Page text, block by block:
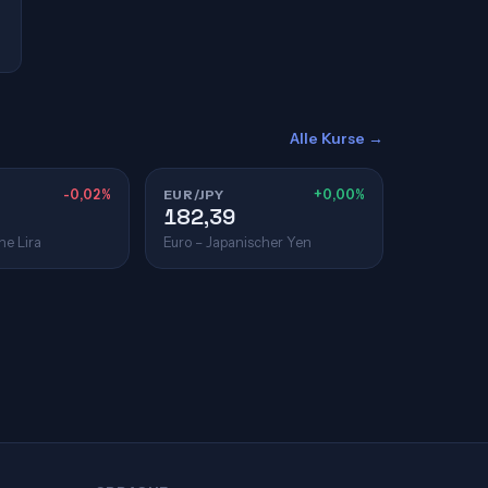
Alle Kurse →
-0,02%
Lira
EUR/JPY +0,00%
182,39
Euro – Japanischer Yen